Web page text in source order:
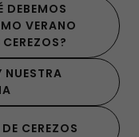
DEBEMOS
VERANO
NUESTRA
CEREZOS